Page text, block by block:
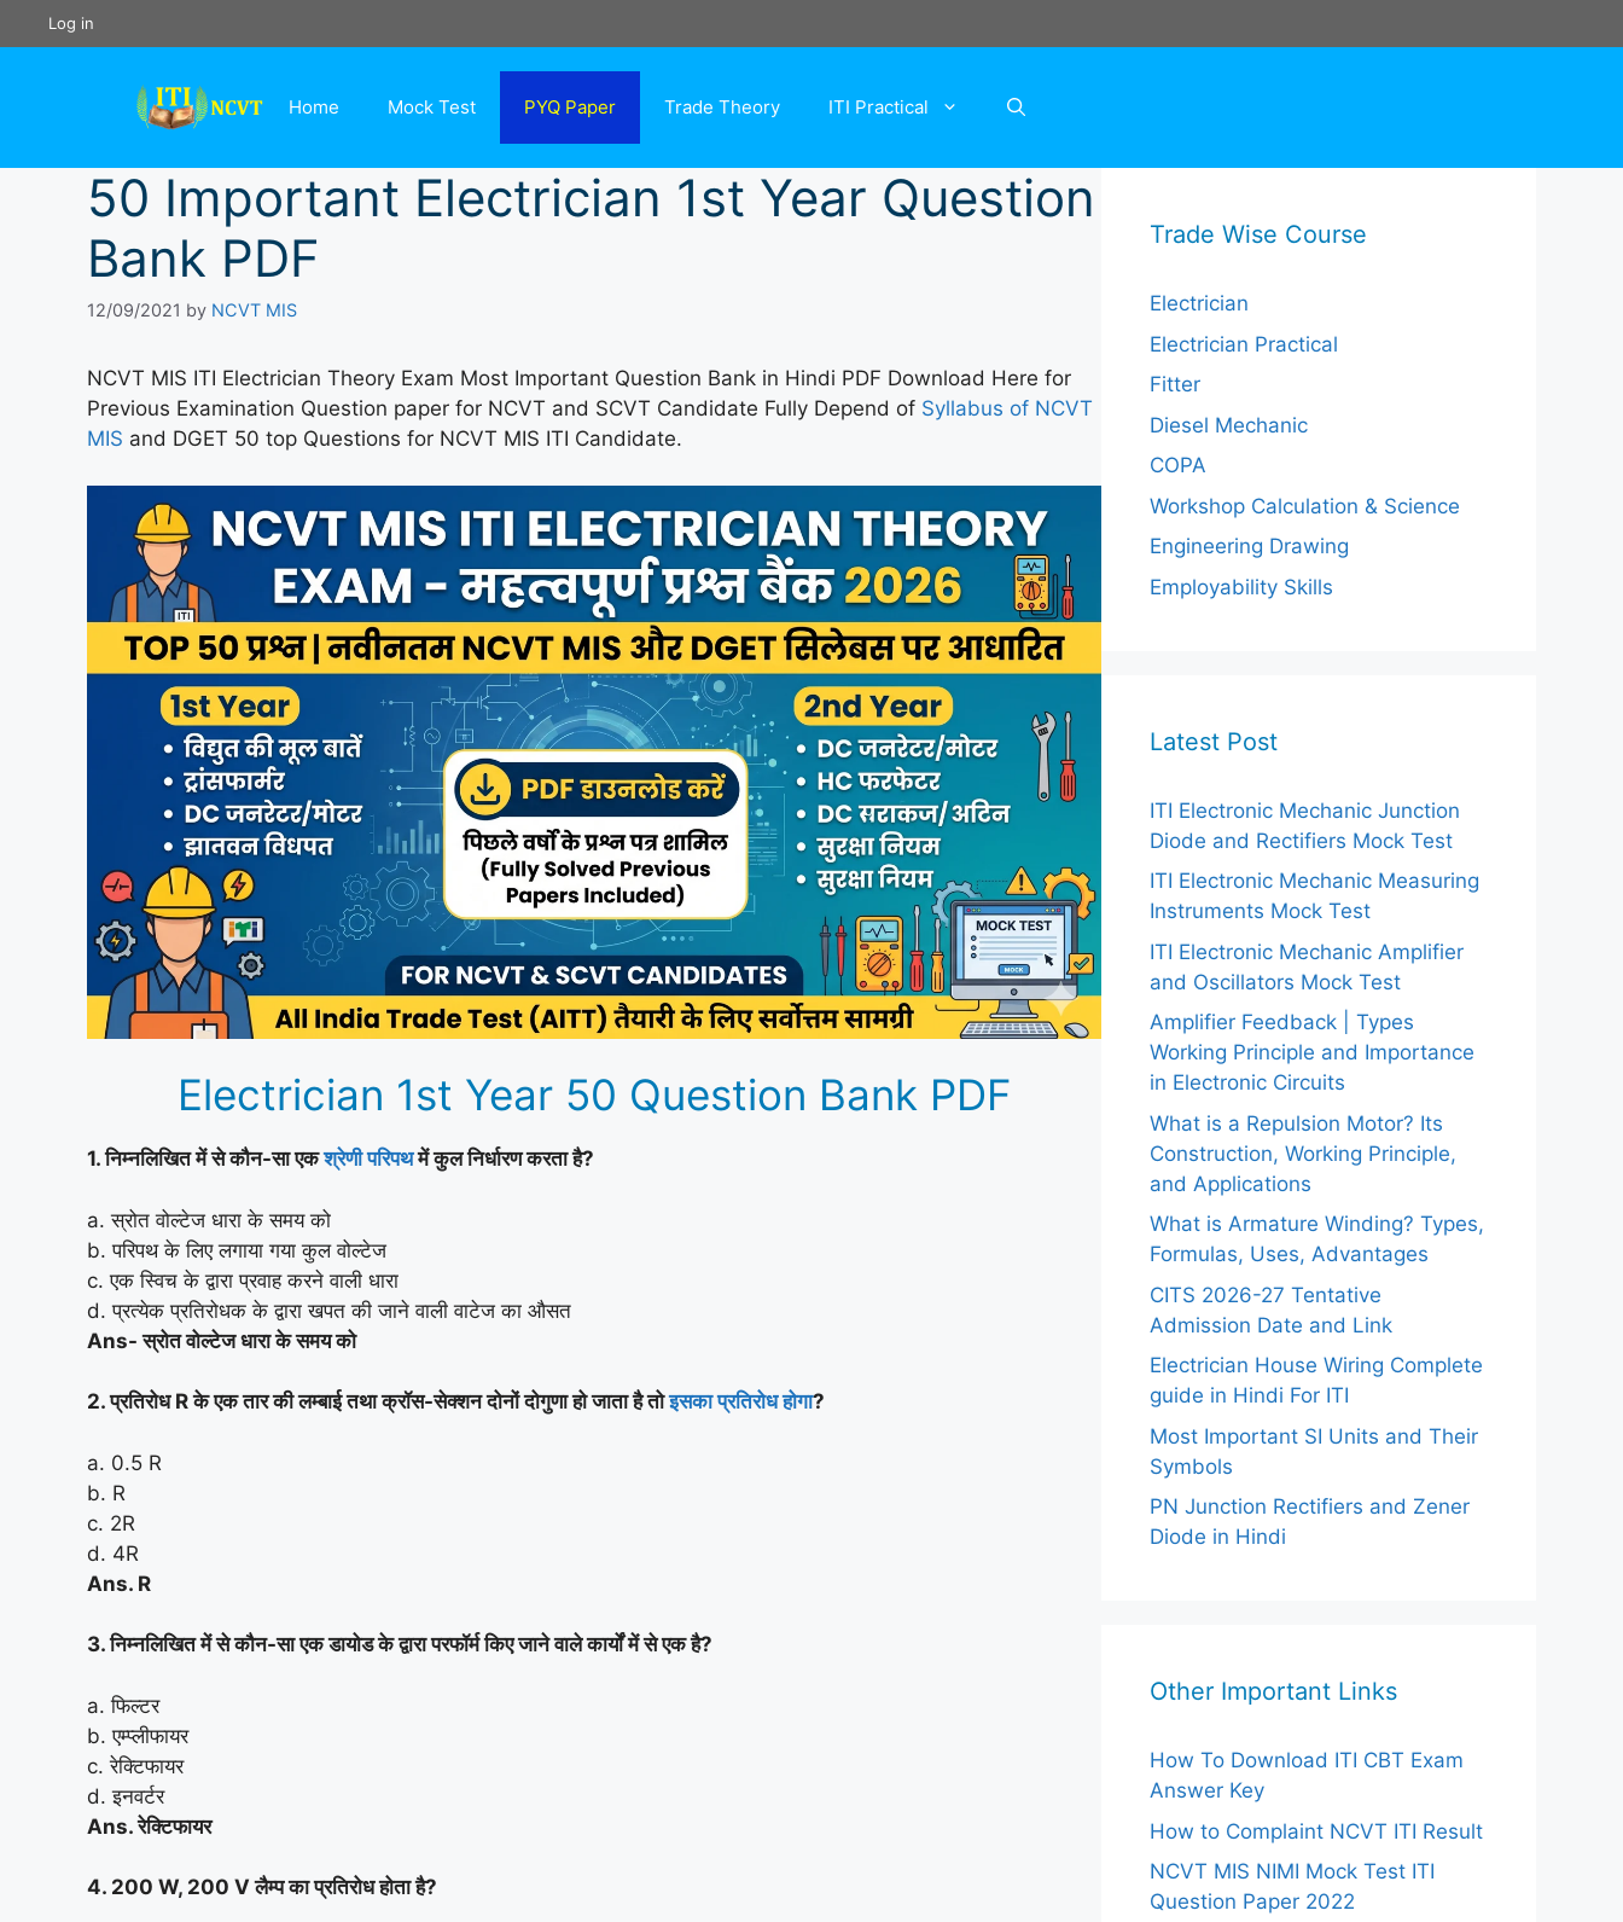
to
Log in
Home Mock Test PYQ Paper Trade Theory ITI Practical
50 Important Electrician 1st Year Question
Bank PDF
12/09/2021 by NCVT MIS
NCVT MIS ITI Electrician Theory Exam Most Important Question Bank in Hindi PDF Download Here for
Previous Examination Question paper for NCVT and SCVT Candidate Fully Depend of Syllabus of NCVT
MIS and DGET 50 top Questions for NCVT MIS ITI Candidate.
Electrician 1st Year 50 Question Bank PDF
1. निम्नलिखित में से कौन-सा एकश्रेणी परिपथमें कुल निर्धारण करता है?
a. स्रोत वोल्टेज धारा के समय को
b. परिपथ के लिए लगाया गया कुल वोल्टेज
c. एक स्विच के द्वारा प्रवाह करने वाली धारा
d. प्रत्येक प्रतिरोधक के द्वारा खपत की जाने वाली वाटेज का औसत
Ans- स्रोत वोल्टेज धारा के समय को
2. प्रतिरोध R के एक तार की लम्बाई तथा क्रॉस-सेक्शन दोनों दोगुणा हो जाता है तोइसका प्रतिरोध होगा?
a. 0.5 R
b. R
c. 2R
d. 4R
Ans. R
3. निम्नलिखित में से कौन-सा एक डायोड के द्वारा परफॉर्म किए जाने वाले कार्यों में से एक है?
a. फिल्टर
b. एम्प्लीफायर
c. रेक्टिफायर
d. इनवर्टर
Ans. रेक्टिफायर
4. 200 W, 200 V लैम्प का प्रतिरोध होता है?
Trade Wise Course
Electrician
Electrician Practical
Fitter
Diesel Mechanic
COPA
Workshop Calculation & Science
Engineering Drawing
Employability Skills
Latest Post
ITI Electronic Mechanic Junction
Diode and Rectifiers Mock Test
ITI Electronic Mechanic Measuring
Instruments Mock Test
ITI Electronic Mechanic Amplifier
and Oscillators Mock Test
Amplifier Feedback | Types
Working Principle and Importance
in Electronic Circuits
What is a Repulsion Motor? Its
Construction, Working Principle,
and Applications
What is Armature Winding? Types,
Formulas, Uses, Advantages
CITS 2026-27 Tentative
Admission Date and Link
Electrician House Wiring Complete
guide in Hindi For ITI
Most Important SI Units and Their
Symbols
PN Junction Rectifiers and Zener
Diode in Hindi
Other Important Links
How To Download ITI CBT Exam
Answer Key
How to Complaint NCVT ITI Result
NCVT MIS NIMI Mock Test ITI
Question Paper 2022